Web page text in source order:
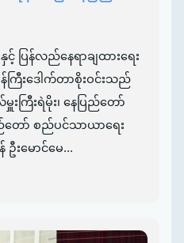
ပြန်လည်နေရာချထားရေး
ကြီးဒေါက်တာစိုးဝင်းသည်
ကြီးရဲမိုး၊ နေပြည်တော်
ည်တော် စည်ပင်သာယာရေး
းမောင်မေ...